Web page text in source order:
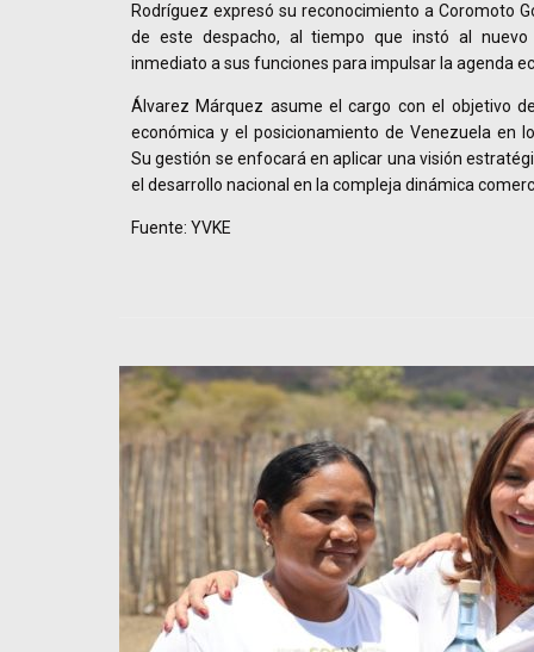
Rodríguez expresó su reconocimiento a Coromoto
de este despacho, al tiempo que instó al
inmediato a sus funciones para impulsar la agenda
Álvarez Márquez asume el cargo con el objetivo
económica y el posicionamiento de Venezuela en
Su gestión se enfocará en aplicar una visión
el desarrollo nacional en la compleja dinámica
Fuente: YVKE